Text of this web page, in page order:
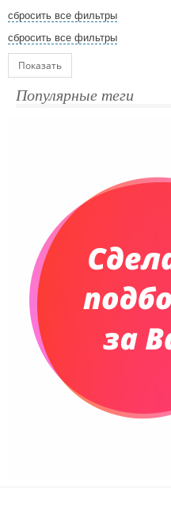
сбросить все фильтры
сбросить все фильтры
Показать
Популярные теги